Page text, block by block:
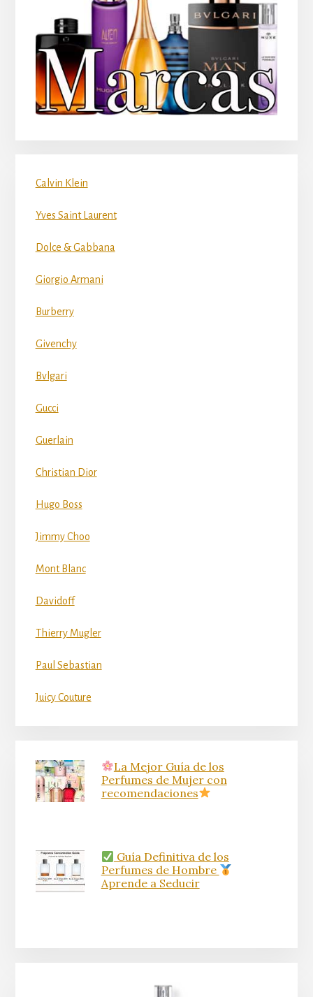
Calvin Klein
Yves Saint Laurent
Dolce & Gabbana
Giorgio Armani
Burberry
Givenchy
Bvlgari
Gucci
Guerlain
Christian Dior
Hugo Boss
Jimmy Choo
Mont Blanc
Davidoff
Thierry Mugler
Paul Sebastian
Juicy Couture
La Mejor Guía de los
Perfumes de Mujer con
recomendaciones
Guía Definitiva de los
Perfumes de Hombre
Aprende a Seducir